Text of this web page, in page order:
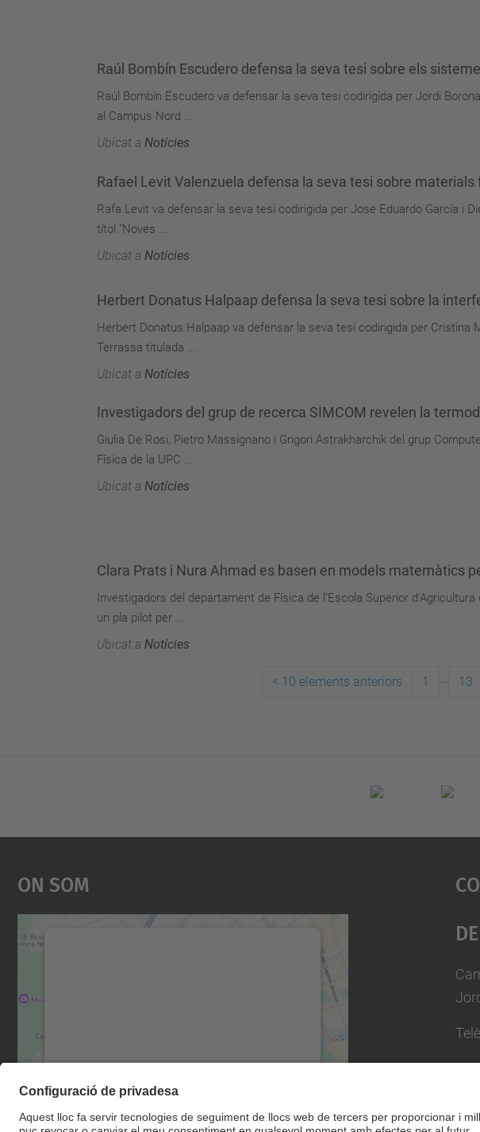
Raúl Bombín Escudero defensa la seva tesi sobre els
Raúl Bombín Escudero va defensar la seva tesi codirigida per Jordi
al Campus Nord ...
Ubicat a Notícies
Rafael Levit Valenzuela defensa la seva tesi sobre materials
Rafa Levit va defensar la seva tesi codirigida per Jose Eduardo García i
títol "Noves ...
Ubicat a Notícies
Herbert Donatus Halpaap defensa la seva tesi sobre la
Herbert Donatus Halpaap va defensar la seva tesi codirigida per
Terrassa titulada ...
Ubicat a Notícies
Investigadors del grup de recerca SIMCOM revelen la
Giulia De Rosi, Pietro Massignano i Grigori Astrakharchik del grup
Física de la UPC ...
Ubicat a Notícies
Clara Prats i Nura Ahmad es basen en models matemàtics
Investigadors del departament de Física de l’Escola Superior
un pla pilot per ...
Ubicat a Notícies
< 10 elements anteriors 1 13
On Som
Més Informació